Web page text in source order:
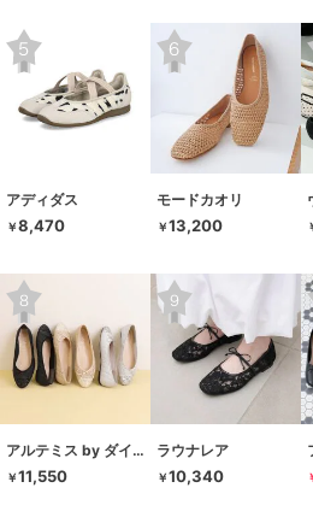
アディダス
￥8,470
モードカオリ
￥13,200
アルテミス by ダイアナ
￥11,550
ラウナレア
￥10,340